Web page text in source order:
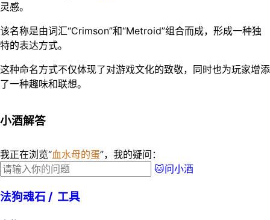
灵感。
该名称是由词汇“Crimson”和“Metroid”组合而成，形成一种独
特的表达方式。
这种命名方式不仅体现了对游戏文化的致敬，同时也为玩家增添
了一种趣味和联想。
小酒解答
我正在浏览“血水母的蛋”，我的疑问：
🐱问小酒
法狗魂石 / 工具